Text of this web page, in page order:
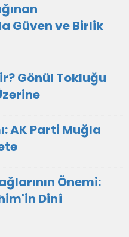
Güven ve Birlik
Gönül Tokluğu
AK Parti Muğla
Önemi:
Dinî